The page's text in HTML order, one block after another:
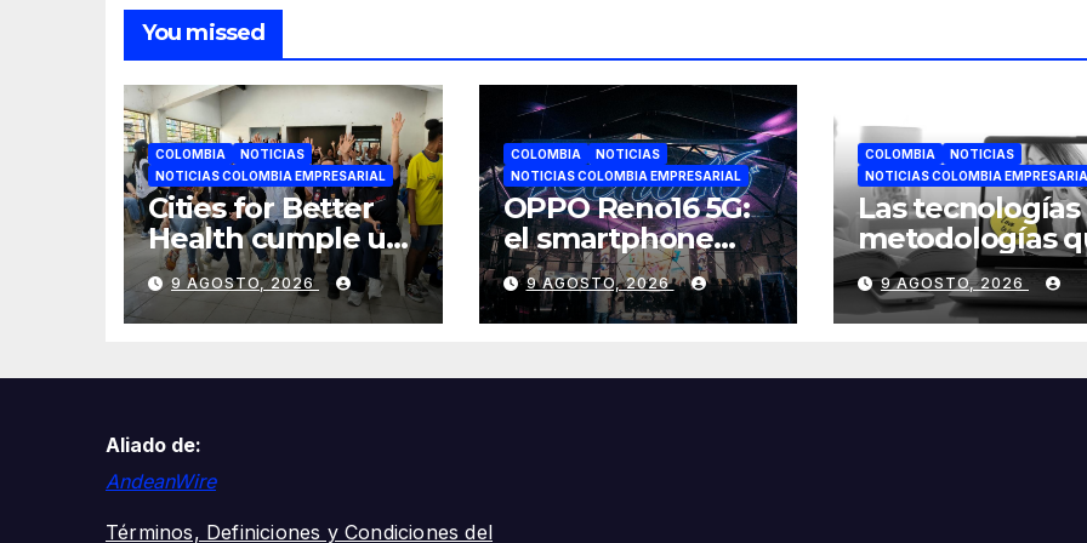
You missed
COLOMBIA
NOTICIAS
NOTICIAS COLOMBIA EMPRESARIAL
Cities for Better
Health cumple un
año
transformando la
salud en Cali y lo
jornada de
entrega de cancha
deportiva
9 AGOSTO, 2026
COLOMBIA
NOTICIAS
NOTICIAS COLOMBIA EMPRESARIAL
OPPO Reno16 5G:
el smartphone
diseñado para
creadores de
contenido
9 AGOSTO, 2026
COLOMBIA
NOTICIAS
NOTICIAS COLOMBIA
Las tecnologías
metodologías
están
revolucionando
forma de
Colombia
9 AGOSTO, 2026
Aliado de:
AndeanWire
Términos, Definiciones y Condiciones del